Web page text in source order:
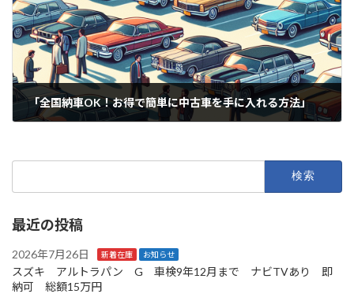
「全国納車OK！お得で簡単に中古車を手に入れる方法」
最近の投稿
2026年7月26日 新着在庫 お知らせ
スズキ アルトラパン G 車検9年12月まで ナビTVあり 即
納可 総額15万円